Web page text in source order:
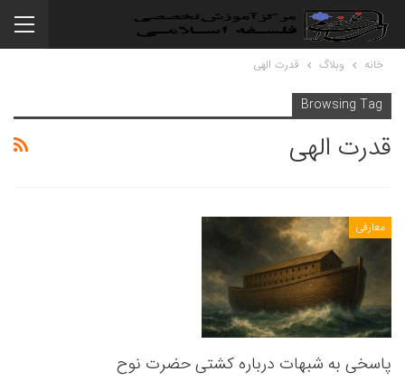
خانه وبلاگ قدرت الهی
Browsing Tag
قدرت الهی
معارفی
پاسخی به شبهات درباره کشتی حضرت نوح